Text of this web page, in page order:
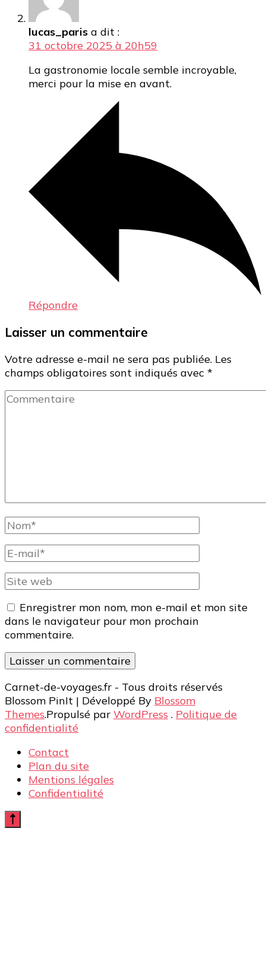
lucas_paris a dit :
31 octobre 2025 à 20h59
La gastronomie locale semble incroyable,
merci pour la mise en avant.
Répondre
Laisser un commentaire
Votre adresse e-mail ne sera pas publiée. Les
champs obligatoires sont indiqués avec *
Commentaire
Nom
complet
E-
mail
Site
web
Enregistrer mon nom, mon e-mail et mon site
dans le navigateur pour mon prochain
commentaire.
Carnet-de-voyages.fr - Tous droits réservés
Blossom PinIt | Développé By Blossom
Themes.Propulsé par WordPress . Politique de
confidentialité
Contact
Plan du site
Mentions légales
Confidentialité